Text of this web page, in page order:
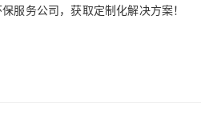
保服务公司，获取定制化解决方案！